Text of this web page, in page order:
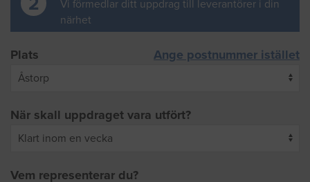
Vi förmedlar ditt uppdrag till leverantörer i din
närhet
Plats Ange postnummer istället
När skall uppdraget vara utfört?
Vem representerar du?